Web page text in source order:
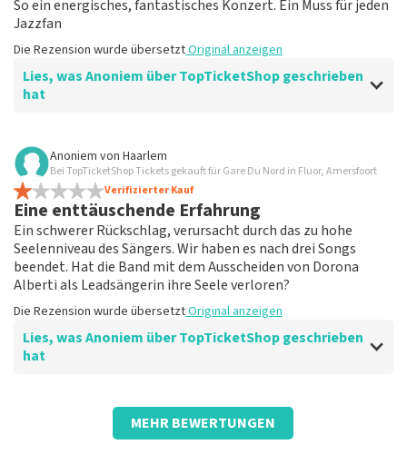
So ein energisches, fantastisches Konzert. Ein Muss für jeden
Jazzfan
Die Rezension wurde übersetztOriginal anzeigen
Lies, was Anoniem über TopTicketShop geschrieben
hat
Bewertung von Anoniem über
Fein
Die Informationen stimmten nicht ganz mit den
Informationen von Tivoli überein, wie z. B. die
Startzeit.
Die Rezension wurde übersetztOriginal anzeigen
Anoniem von Haarlem
Bei TopTicketShop Tickets gekauft für Gare Du Nord in Fluor, Amersfoort
Verifizierter Kauf
Eine enttäuschende Erfahrung
Ein schwerer Rückschlag, verursacht durch das zu hohe
Seelenniveau des Sängers. Wir haben es nach drei Songs
beendet. Hat die Band mit dem Ausscheiden von Dorona
Alberti als Leadsängerin ihre Seele verloren?
Die Rezension wurde übersetztOriginal anzeigen
Lies, was Anoniem über TopTicketShop geschrieben
hat
Bewertung von Anoniem überTopTicketShop
Überteuerte Tickets für eine
MEHR BEWERTUNGEN